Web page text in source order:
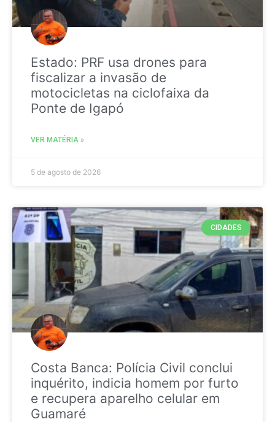
Estado: PRF usa drones para
fiscalizar a invasão de
motocicletas na ciclofaixa da
Ponte de Igapó
VER MATÉRIA »
5 de agosto de 2026
CIDADES
Costa Banca: Polícia Civil conclui
inquérito, indicia homem por furto
e recupera aparelho celular em
Guamaré